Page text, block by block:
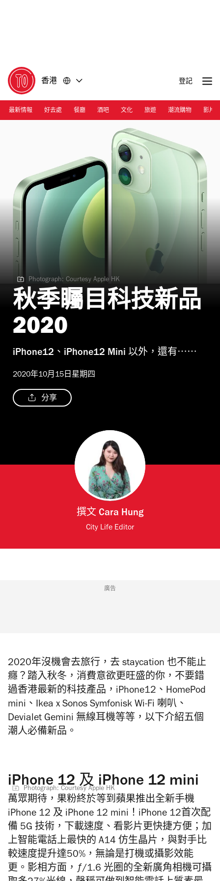
香港 登記
最新情報 好去處 餐廳 酒吧 文化 旅遊 潮流購物 影片
Photograph: Courtesy Apple HK
Photograph: Courtesy Apple HK
秋季矚目科技新品
2020
iPhone12、iPhone12 Mini 以外，還有⋯⋯
2020年10月15日星期四
分享
撰文 Cara Hung
City Life Editor
廣告
2020年沒機會去旅行，去 staycation 也不能止
癮？踏入秋冬，消費意欲更旺盛的你，不要錯
過香港最新的科技產品，iPhone12、HomePod
mini、Ikea x Sonos Symfonisk Wi-Fi 喇叭、
Devialet Gemini 無線耳機等等，以下介紹五個
潮人必備新品。
iPhone 12 及 iPhone 12 mini
Photograph: Courtesy Apple HK
萬眾期待，果粉終於等到蘋果推出全新手機
iPhone 12 及 iPhone 12 mini！iPhone 12首次配
備 5G 技術，下載速度、看影片更快捷方便；加
上智能電話上最快的 A14 仿生晶片，與對手比
較速度提升達50%，無論是打機或攝影效能
更。影相方面，ƒ/1.6 光圈的全新廣角相機可攝